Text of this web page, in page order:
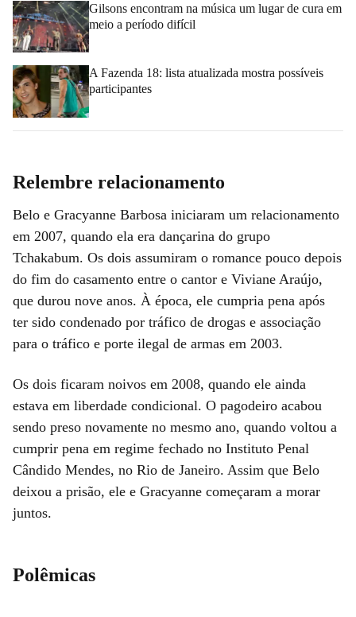
Gilsons encontram na música um lugar de cura em
meio a período difícil
A Fazenda 18: lista atualizada mostra possíveis
participantes
Relembre relacionamento
Belo e Gracyanne Barbosa iniciaram um relacionamento
em 2007, quando ela era dançarina do grupo
Tchakabum. Os dois assumiram o romance pouco depois
do fim do casamento entre o cantor e Viviane Araújo,
que durou nove anos. À época, ele cumpria pena após
ter sido condenado por tráfico de drogas e associação
para o tráfico e porte ilegal de armas em 2003.
Os dois ficaram noivos em 2008, quando ele ainda
estava em liberdade condicional. O pagodeiro acabou
sendo preso novamente no mesmo ano, quando voltou a
cumprir pena em regime fechado no Instituto Penal
Cândido Mendes, no Rio de Janeiro. Assim que Belo
deixou a prisão, ele e Gracyanne começaram a morar
juntos.
Polêmicas